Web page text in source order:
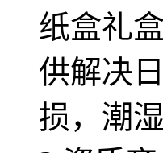
纸盒礼
供解决
损，潮